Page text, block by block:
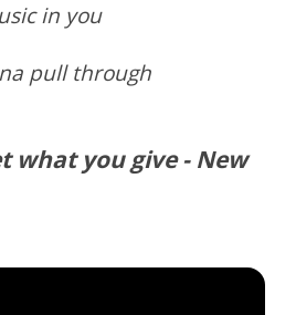
in you
pull through
what you give - New